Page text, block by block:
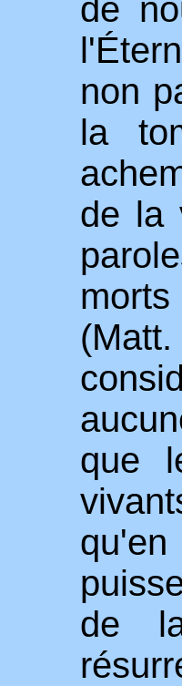
de
l'É
non
la
de la
que
de